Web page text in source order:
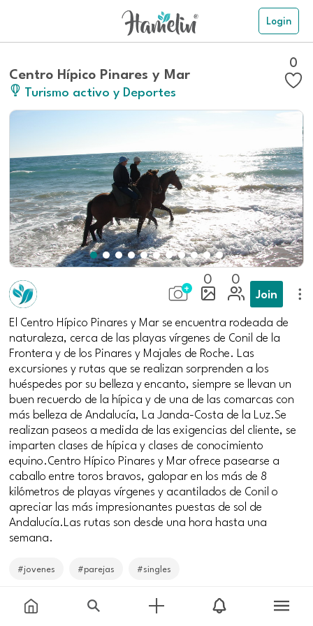
Login
Centro Hípico Pinares y Mar
Turismo activo y Deportes
0
0 0
Join
El Centro Hípico Pinares y Mar se encuentra rodeada de
naturaleza, cerca de las playas vírgenes de Conil de la
Frontera y de los Pinares y Majales de Roche. Las
excursiones y rutas que se realizan sorprenden a los
huéspedes por su belleza y encanto, siempre se llevan un
buen recuerdo de la hípica y de una de las comarcas con
más belleza de Andalucía, La Janda-Costa de la Luz.Se
realizan paseos a medida de las exigencias del cliente, se
imparten clases de hípica y clases de conocimiento
equino.Centro Hípico Pinares y Mar ofrece pasearse a
caballo entre toros bravos, galopar en los más de 8
kilómetros de playas vírgenes y acantilados de Conil o
apreciar las más impresionantes puestas de sol de
Andalucía.Las rutas son desde una hora hasta una
semana.
#jovenes #parejas #singles
Free